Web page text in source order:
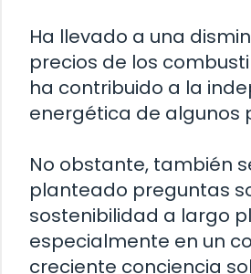
Ha llevado a una
precios de los
ha contribuido a la
energética de algunos
No obstante, también
planteado preguntas
sostenibilidad a largo
especialmente en un
creciente conciencia